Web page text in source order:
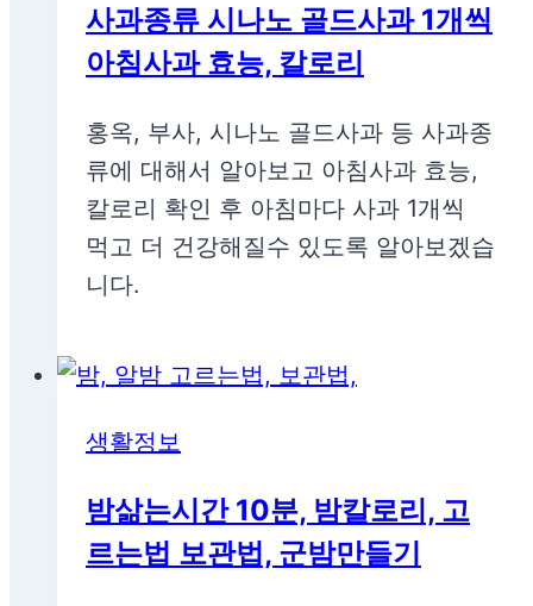
사과종류 시나노 골드사과 1개씩
아침사과 효능, 칼로리
홍옥, 부사, 시나노 골드사과 등 사과종
류에 대해서 알아보고 아침사과 효능,
칼로리 확인 후 아침마다 사과 1개씩
먹고 더 건강해질수 있도록 알아보겠습
니다.
생활정보
밤삶는시간 10분, 밤칼로리, 고
르는법 보관법, 군밤만들기